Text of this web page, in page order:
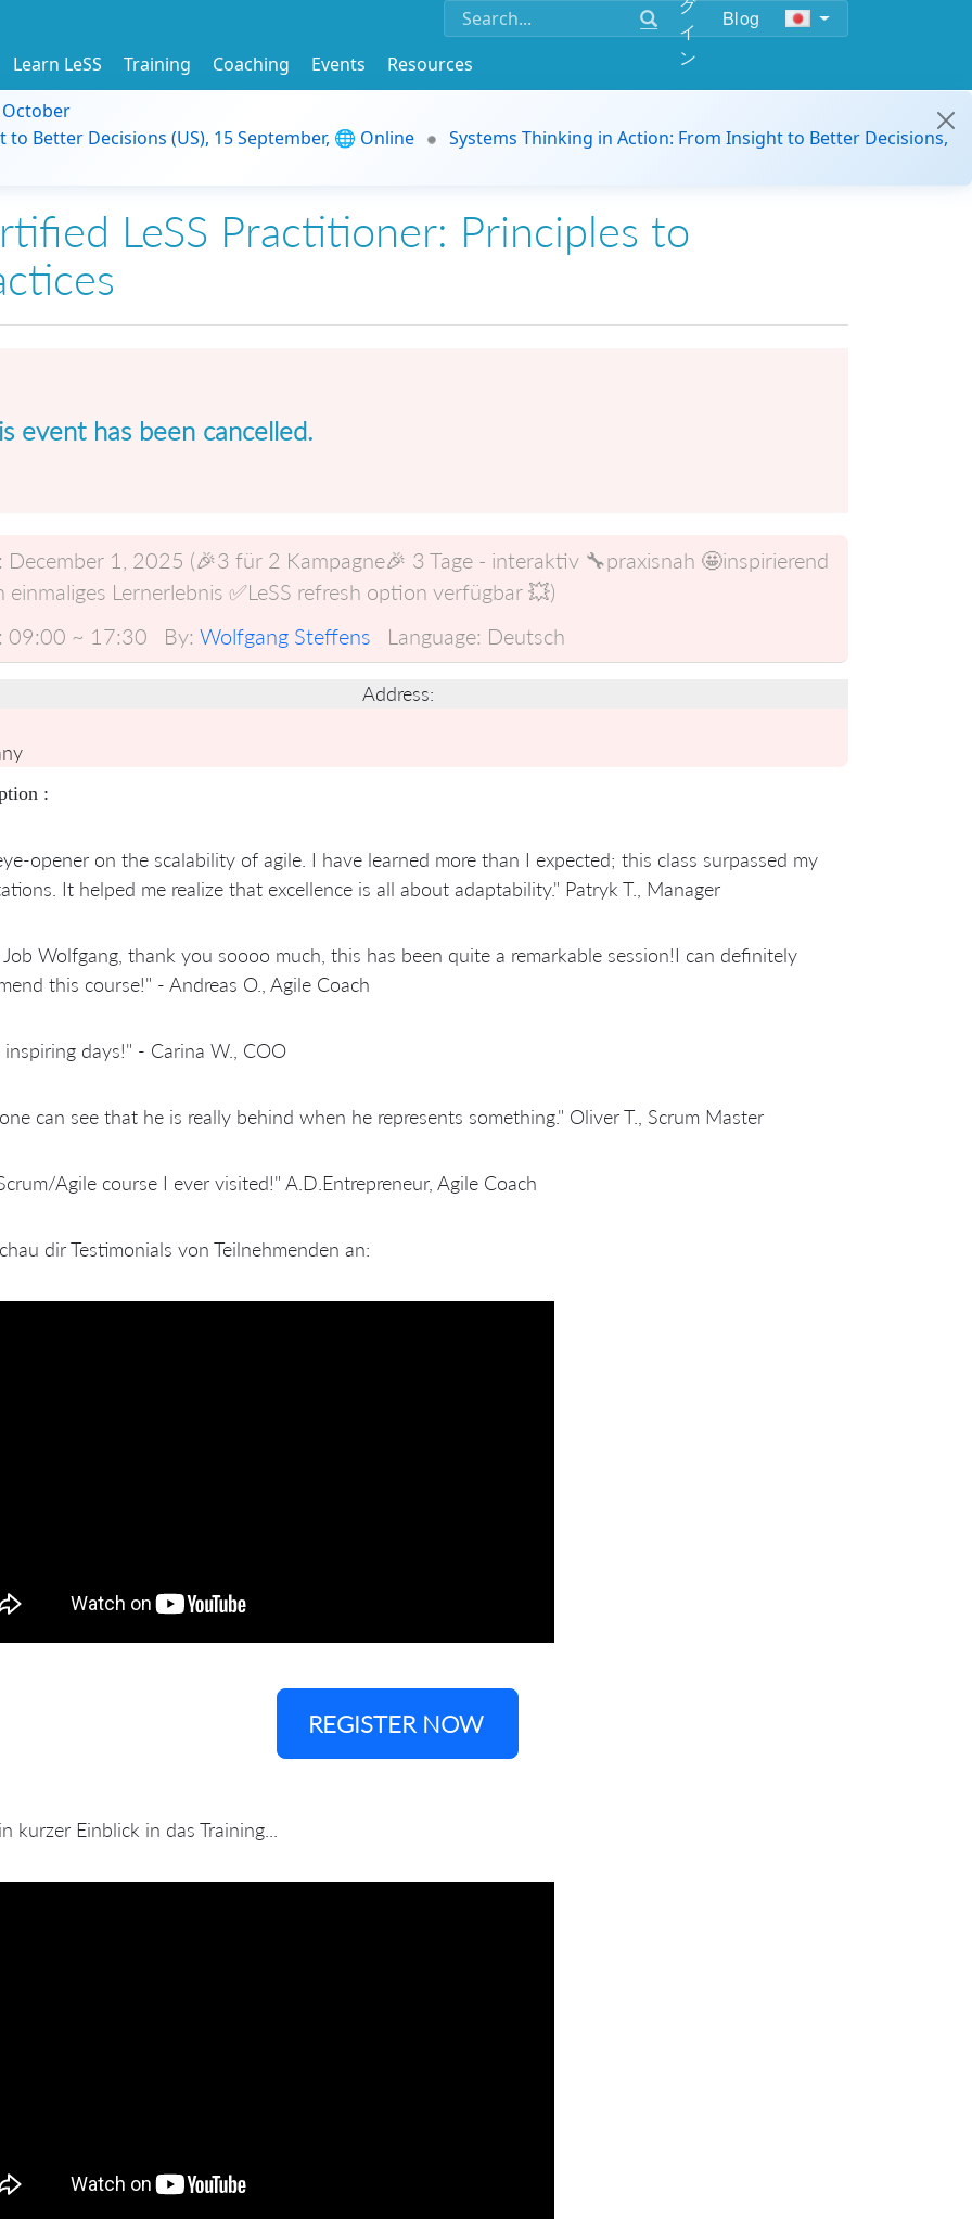
イ
ン
Blog
Learn LeSS Training Coaching Events
Resources
October
Better Decisions (US), 15 September, 🌐 Online
Systems Thinking in Action: From Insight to Better Decisions,
LeSS Practitioner: Principles to
event has been cancelled.
December 1, 2025 (🎉3 für 2 Kampagne🎉 3 Tage - interaktiv 🔧praxisnah 🤩inspirierend
einmaliges Lernerlebnis ✅LeSS refresh option verfügbar 💥)
09:00 ~ 17:30 By: Wolfgang Steffens Language: Deutsch
Address:
:
opener on the scalability of agile. I have learned more than I expected; this class surpassed my
It helped me realize that excellence is all about adaptability." Patryk T., Manager
Job Wolfgang, thank you soooo much, this has been quite a remarkable session!I can definitely
this course!" - Andreas O., Agile Coach
inspiring days!" - Carina W., COO
can see that he is really behind when he represents something." Oliver T., Scrum Master
Agile course I ever visited!" A.D.Entrepreneur, Agile Coach
dir Testimonials von Teilnehmenden an:
REGISTER NOW
kurzer Einblick in das Training...